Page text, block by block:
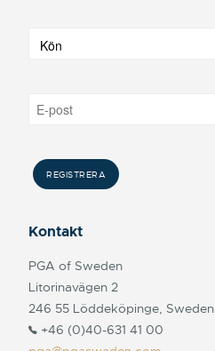
Kontakt
PGA of Sweden
Litorinavägen 2
246 55 Löddeköpinge, Sweden
+46 (0)40-631 41 00